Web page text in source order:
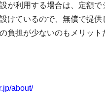
が利用する場合は、定額で
けているので、無償で提
負担が少ないのもメリット
about/